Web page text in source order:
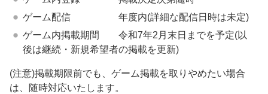
ゲーム配信 年度内(詳細な配信日時は未定)
ゲーム内掲載期間 令和7年2月末日までを予定(以
後は継続・新規希望者の掲載を更新)
(注意)掲載期限前でも、ゲーム掲載を取りやめたい場合
は、随時対応いたします。